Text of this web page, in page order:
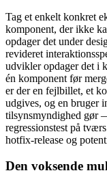
Tag et enkelt konkret
komponent, der ikke
opdager det under
revideret
udvikler opdager det i
én komponent før
er der en fejlbillet, et
udgives, og en bruger
tilsynsmyndighed gør
regressionstest på
hotfix-release og
Den voksende